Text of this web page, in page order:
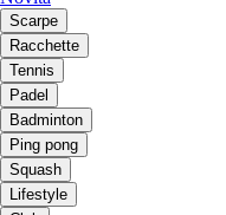
Scarpe
Racchette
Tennis
Padel
Badminton
Ping pong
Squash
Lifestyle